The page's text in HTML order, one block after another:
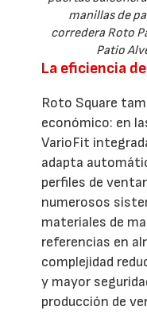
manillas de
corredera Roto
Patio
La eficiencia
Roto Square
económico: en
VarioFit
adapta
perfiles de
numerosos
materiales de
referencias en
complejidad
y mayor
producción de